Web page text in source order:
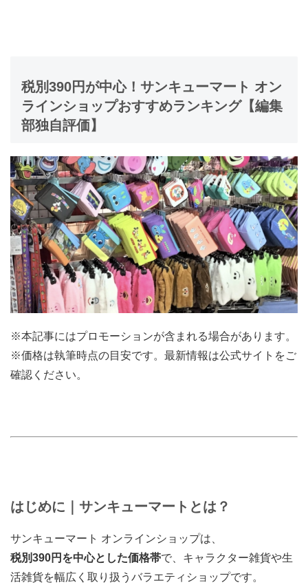
税別390円が中心！サンキューマート オン
ラインショップおすすめランキング【編集
部独自評価】
※本記事にはプロモーションが含まれる場合があります。
※価格は執筆時点の目安です。最新情報は公式サイトをご
確認ください。
はじめに｜サンキューマートとは？
サンキューマート オンラインショップは、
税別390円を中心とした価格帯で、キャラクター雑貨や生
活雑貨を幅広く取り扱うバラエティショップです。